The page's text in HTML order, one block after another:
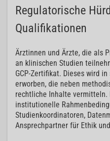
Regulatorische
Qualifikationen
Ärztinnen und Ärzte, die als
an klinischen Studien
GCP-Zertifikat. Dieses wird
erworben, die neben
rechtliche Inhalte vermitteln.
institutionelle
Studienkoordinatoren,
Ansprechpartner für Ethik